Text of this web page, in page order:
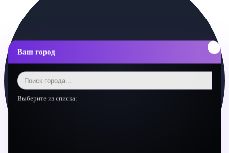
Ваш город
Выберите из списка: